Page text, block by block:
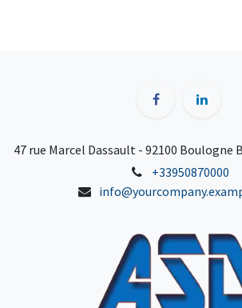
47 rue Marcel Dassault - 92100 Boulogne
+33950870000